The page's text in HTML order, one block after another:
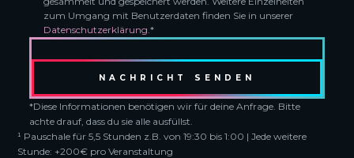
zum Umgang mit Benutzerdaten finden Sie in unserer
Datenschutzerklärung.*
*Diese Informationen benötigen wir für deine Anfrage. Bitte
achte drauf, dass du sie alle ausfüllst.
¹ Pauschale für 5,5 Stunden z.B. von 19:30 bis 1:00 | Jede weitere
Stunde: +200€ pro Veranstaltung